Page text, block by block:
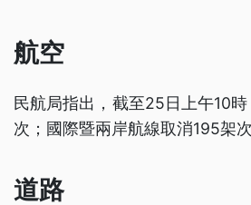
航空
民航局指出，截至25日上午10
次；國際暨兩岸航線取消195架次
道路